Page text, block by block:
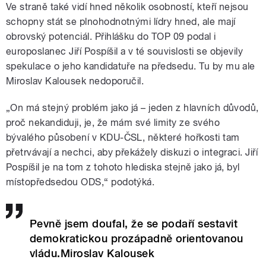
Ve straně také vidí hned několik osobností, kteří nejsou
schopny stát se plnohodnotnými lídry hned, ale mají
obrovský potenciál. Přihlášku do TOP 09 podal i
europoslanec Jiří Pospíšil a v té souvislosti se objevily
spekulace o jeho kandidatuře na předsedu. Tu by mu ale
Miroslav Kalousek nedoporučil.
„On má stejný problém jako já – jeden z hlavních důvodů,
proč nekandiduji, je, že mám své limity ze svého
bývalého působení v KDU-ČSL, některé hořkosti tam
přetrvávají a nechci, aby překážely diskuzi o integraci. Jiří
Pospíšil je na tom z tohoto hlediska stejně jako já, byl
místopředsedou ODS,“ podotýká.
Pevně jsem doufal, že se podaří sestavit
demokratickou prozápadně orientovanou
vládu.Miroslav Kalousek